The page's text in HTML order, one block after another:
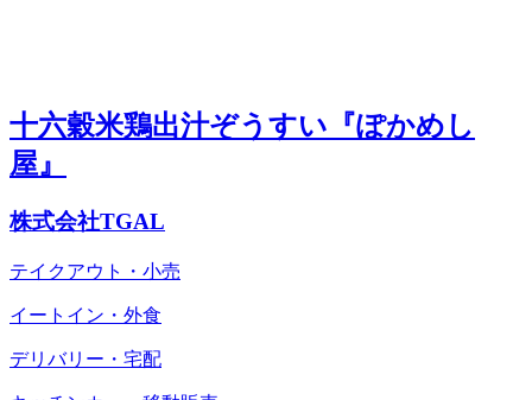
十六穀米鶏出汁ぞうすい『ぽかめし
屋』
株式会社TGAL
テイクアウト・小売
イートイン・外食
デリバリー・宅配